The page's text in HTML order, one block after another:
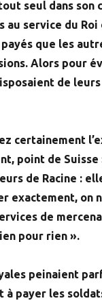
seul dans son
au service du Roi
que les
Alors pour
de
certainement
point de
de Racine :
exactement, on
de
pour rien ».
peinaient
à payer les